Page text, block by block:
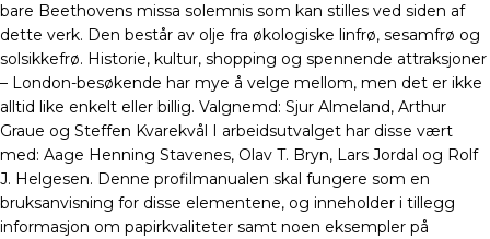
bare Beethovens missa solemnis som kan stilles ved siden af
dette verk. Den består av olje fra økologiske linfrø, sesamfrø og
solsikkefrø. Historie, kultur, shopping og spennende attraksjoner
– London-besøkende har mye å velge mellom, men det er ikke
alltid like enkelt eller billig. Valgnemd: Sjur Almeland, Arthur
Graue og Steffen Kvarekvål I arbeidsutvalget har disse vært
med: Aage Henning Stavenes, Olav T. Bryn, Lars Jordal og Rolf
J. Helgesen. Denne profilmanualen skal fungere som en
bruksanvisning for disse elementene, og inneholder i tillegg
informasjon om papirkvaliteter samt noen eksempler på